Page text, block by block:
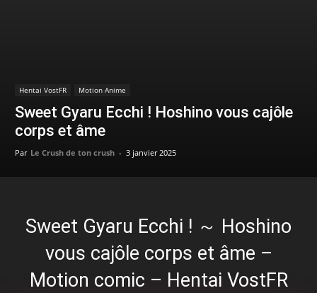
Hentai VostFR Motion Anime
Sweet Gyaru Ecchi ! Hoshino vous cajôle
corps et âme
Par Le Crush de ton crush - 3 janvier 2025
Sweet Gyaru Ecchi ! ～ Hoshino
vous cajôle corps et âme –
Motion comic – Hentai VostFR